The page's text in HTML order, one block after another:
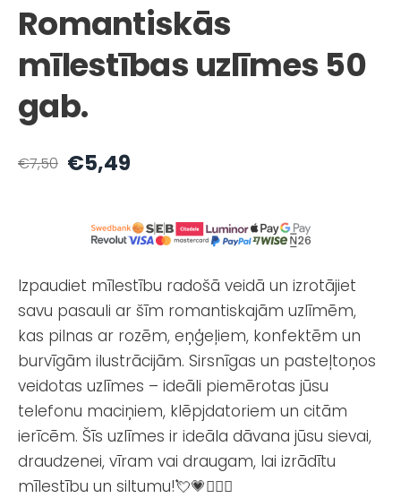
Romantiskās
mīlestības uzlīmes 50
gab.
€7,50 €5,49
Izpaudiet mīlestību radošā veidā un izrotājiet
savu pasauli ar šīm romantiskajām uzlīmēm,
kas pilnas ar rozēm, eņģeļiem, konfektēm un
burvīgām ilustrācijām. Sirsnīgas un pasteļtoņos
veidotas uzlīmes – ideāli piemērotas jūsu
telefonu maciņiem, klēpjdatoriem un citām
ierīcēm. Šīs uzlīmes ir ideāla dāvana jūsu sievai,
draudzenei, vīram vai draugam, lai izrādītu
mīlestību un siltumu!💘💗👩‍❤️‍👨